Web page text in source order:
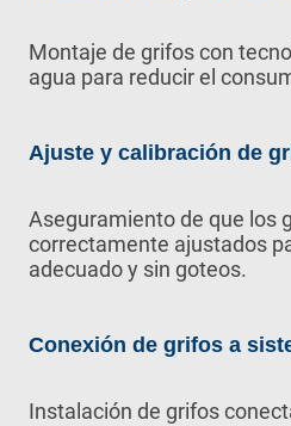
Montaje de grifos con
agua para reducir el
Ajuste y calibración de
Aseguramiento de que los
correctamente ajustados
adecuado y sin goteos.
Conexión de grifos a
Instalación de grifos